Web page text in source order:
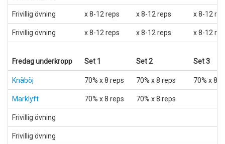
Frivillig övning x 8-12 reps x 8-12 reps x 8-12
Frivillig övning x 8-12 reps x 8-12 reps x 8-12
Fredag underkropp Set 1 Set 2 Set 3
Knäböj 70% x 8 reps 70% x 8 reps 70% x 8
Marklyft 70% x 8 reps 70% x 8 reps
Frivillig övning
Frivillig övning